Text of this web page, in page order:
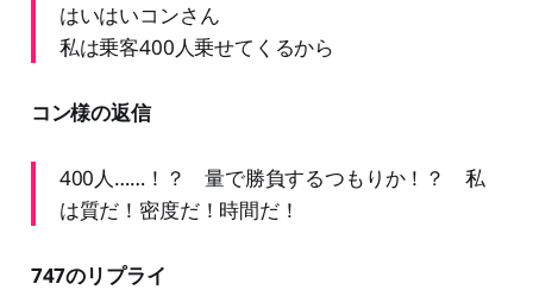
はいはいコンさん
私は乗客400人乗せてくるから
コン様の返信
400人……！？ 量で勝負するつもりか！？ 私
は質だ！密度だ！時間だ！
747のリプライ